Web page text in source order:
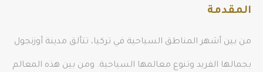
المقدمة
من بين أشهر المناطق السياحية في تركيا، تتألق مدينة أوزنجول
بجمالها الفريد وتنوع معالمها السياحية. ومن بين هذه المعالم